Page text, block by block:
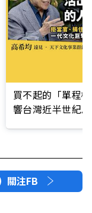
買不起的「單程
響台灣近半世紀
關注FB